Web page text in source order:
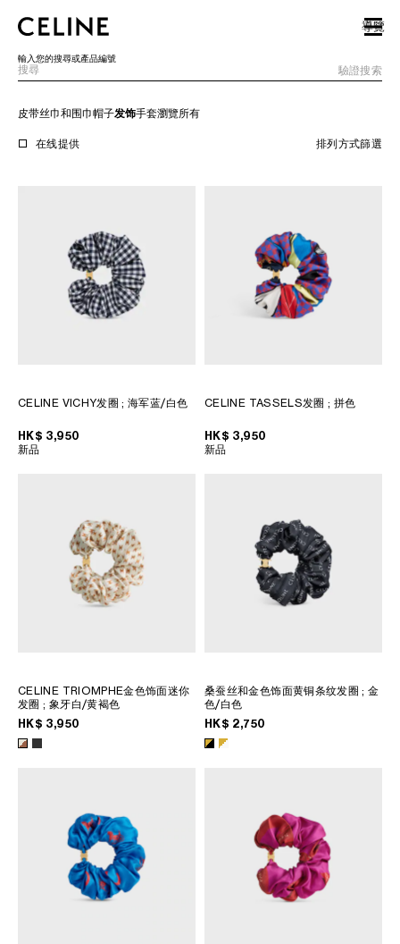
SKIP TO FOOTER CONTENT
跳至主導覽
導覽
輸入您的搜尋或產品編號
驗證搜索
皮带丝巾和围巾帽子发饰手套瀏覽所有
在线提供 排列方式篩選
CELINE VICHY发圈; 海军蓝/白色
HK$ 3,950
新品
CELINE TASSELS发圈; 拼色
HK$ 3,950
新品
CELINE TRIOMPHE金色饰面迷你
发圈; 象牙白/黄褐色
HK$ 3,950
桑蚕丝和金色饰面黄铜条纹发圈; 金
色/白色
HK$ 2,750
歐洲
亞洲（國家/地區）
澳門特別行政區
香港特別行政區
菲律賓
南韓
印度
中東
南美洲